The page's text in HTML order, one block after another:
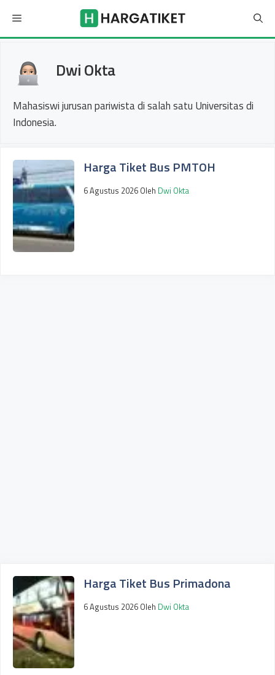
isi
Menu
Dwi Okta
Mahasiswi jurusan pariwista di salah satu Universitas di
Indonesia.
Harga Tiket Bus PMTOH
6 Agustus 2026 Oleh Dwi Okta
Harga Tiket Bus Primadona
6 Agustus 2026 Oleh Dwi Okta